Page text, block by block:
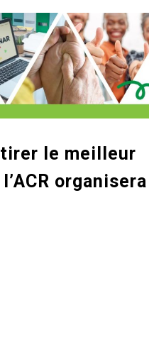
tirer le meilleur
organisera